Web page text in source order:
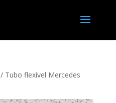
/ Tubo flexível Mercedes